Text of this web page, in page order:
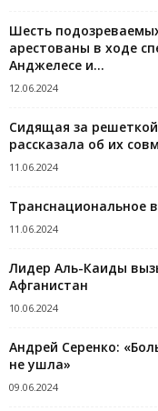
Шесть
арестованы в ходе
Анджелесе и...
12.06.2024
Cидящая за
рассказала об их
11.06.2024
Транснациональное
11.06.2024
Лидер Аль-Каиды
Афганистан
10.06.2024
Андрей Серенко:
не ушла»
09.06.2024